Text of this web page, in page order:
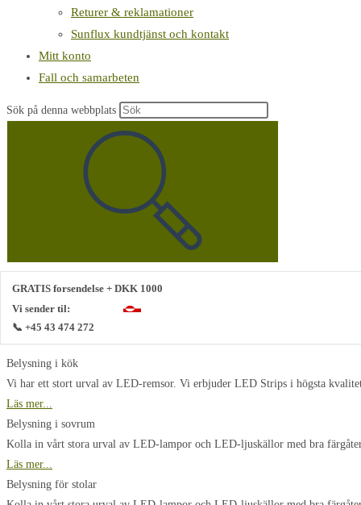
Returer & reklamationer
Sunflux kundtjänst och kontakt
Mitt konto
Fall och samarbeten
Sök på denna webbplats
GRATIS forsendelse + DKK 1000
Vi sender til:
📞 +45 43 474 272
Belysning i kök
Vi har ett stort urval av LED-remsor. Vi erbjuder LED Strips i högsta
Läs mer...
Belysning i sovrum
Kolla in vårt stora urval av LED-lampor och LED-ljuskällor med bra
Läs mer...
Belysning för stolar